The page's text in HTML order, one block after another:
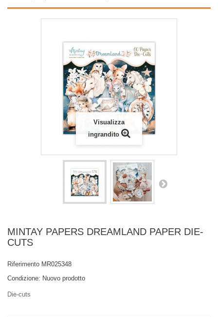
Visualizza
ingrandito
MINTAY PAPERS DREAMLAND PAPER DIE-
CUTS
Riferimento MR025348
Condizione: Nuovo prodotto
Die-cuts